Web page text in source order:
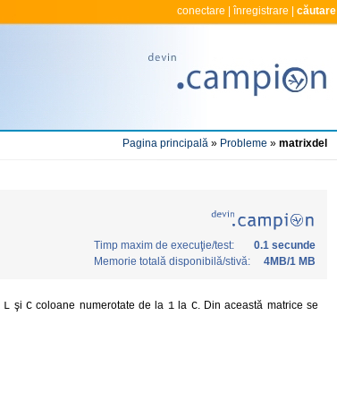
conectare înregistrare căutare
Pagina principală » Probleme » matrixdel
Timp maxim de execuţie/test:
0.1 secunde
Memorie totală disponibilă/stivă:
4MB/1 MB
L şi Ccoloane numerotate de la 1la C. Din această matrice se